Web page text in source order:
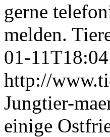
gerne
melden.
01-
http://
Jungtier-
einige